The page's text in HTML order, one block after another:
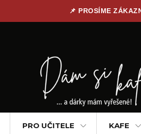
📌 PROSÍME
PRO UČITELE KAFE